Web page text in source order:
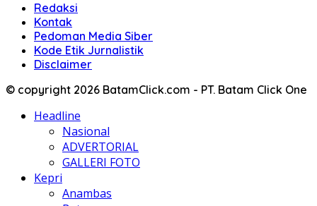
Redaksi
Kontak
Pedoman Media Siber
Kode Etik Jurnalistik
Disclaimer
© copyright 2026 BatamClick.com - PT. Batam Click One
Headline
Nasional
ADVERTORIAL
GALLERI FOTO
Kepri
Anambas